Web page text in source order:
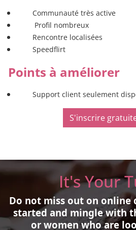
Communauté très active
Profil nombreux
Rencontre localisées
Speedflirt
Points à améliorer
Support client seulement
S'inscrire
It's Your
Do not miss out on online
started and mingle with
or women who are